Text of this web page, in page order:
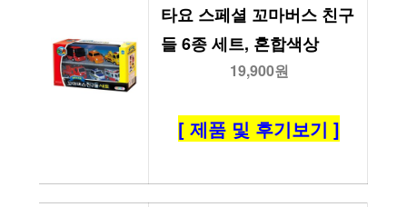
타요 스페셜 꼬마버스 친구
들 6종 세트, 혼합색상
19,900원
[ 제품 및 후기보기 ]